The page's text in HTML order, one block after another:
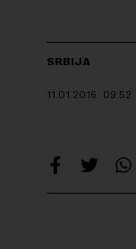
SRBIJA
11.01.2016. 09:52